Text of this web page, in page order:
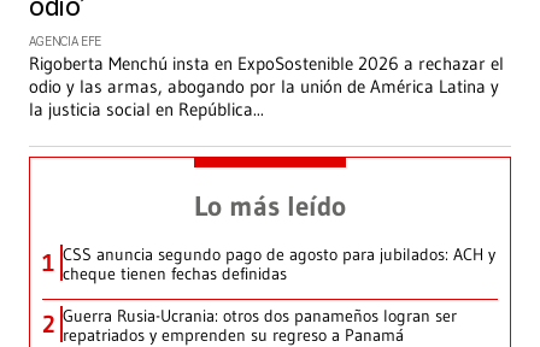
odio’
AGENCIA EFE
Rigoberta Menchú insta en ExpoSostenible 2026 a rechazar el
odio y las armas, abogando por la unión de América Latina y
la justicia social en República...
Lo más leído
1 CSS anuncia segundo pago de agosto para jubilados: ACH y
cheque tienen fechas definidas
2 Guerra Rusia-Ucrania: otros dos panameños logran ser
repatriados y emprenden su regreso a Panamá